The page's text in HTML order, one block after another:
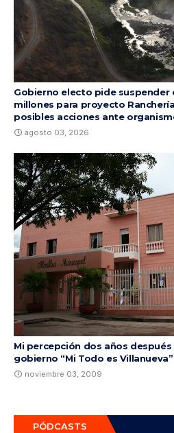
Gobierno electo pide suspender
millones para proyecto
posibles acciones ante
agosto 03, 2026
Mi percepción dos años
gobierno “Mi Todo es Villanueva”
noviembre 03, 2009
PÓDCASTS